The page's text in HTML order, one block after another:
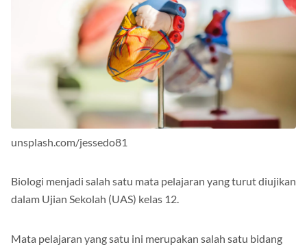
unsplash.com/jessedo81
Biologi menjadi salah satu mata pelajaran yang turut diujikan
dalam Ujian Sekolah (UAS) kelas 12.
Mata pelajaran yang satu ini merupakan salah satu bidang